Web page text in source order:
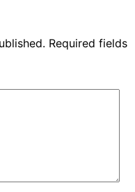
Required fields